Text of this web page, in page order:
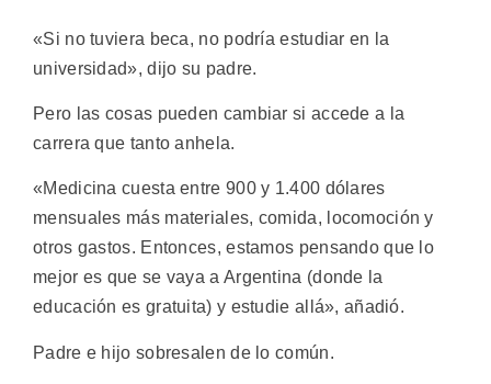
«Si no tuviera beca, no podría estudiar en la
universidad», dijo su padre.
Pero las cosas pueden cambiar si accede a la
carrera que tanto anhela.
«Medicina cuesta entre 900 y 1.400 dólares
mensuales más materiales, comida, locomoción y
otros gastos. Entonces, estamos pensando que lo
mejor es que se vaya a Argentina (donde la
educación es gratuita) y estudie allá», añadió.
Padre e hijo sobresalen de lo común.